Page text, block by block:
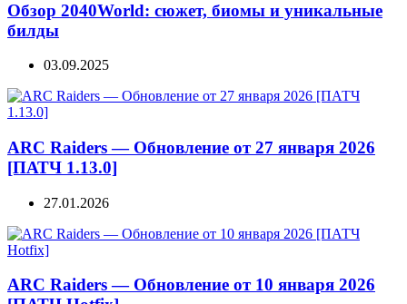
Обзор 2040World: сюжет, биомы и уникальные
билды
03.09.2025
ARC Raiders — Обновление от 27 января 2026
[ПАТЧ 1.13.0]
27.01.2026
ARC Raiders — Обновление от 10 января 2026